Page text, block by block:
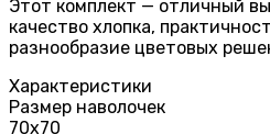
Этот комплект — отличный
качество хлопка,
разнообразие цветовых
Характеристики
Размер наволочек
70х70